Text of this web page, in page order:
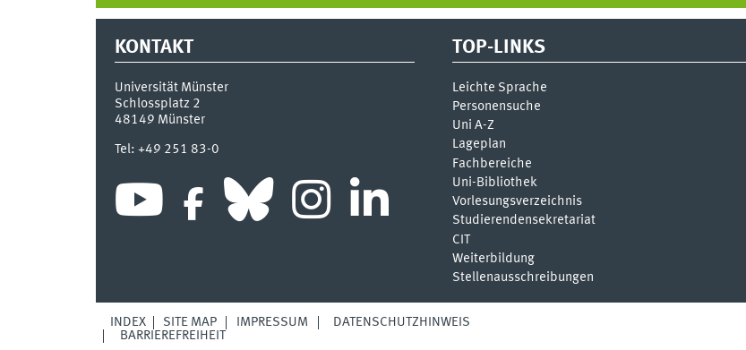
KONTAKT
Universität Münster
Schlossplatz 2
48149 Münster
Tel: +49 251 83-0
TOP-LINKS
Leichte Sprache
Personensuche
Uni A-Z
Lageplan
Fachbereiche
Uni-Bi­bli­o­thek
Vor­le­sungs­ver­zeich­nis
Stu­die­ren­den­se­kre­ta­ri­at
CIT
Weiterbildung
Stellenausschreibungen
INDEX SITE MAP IMPRESSUM
DATENSCHUTZHINWEIS
BARRIEREFREIHEIT